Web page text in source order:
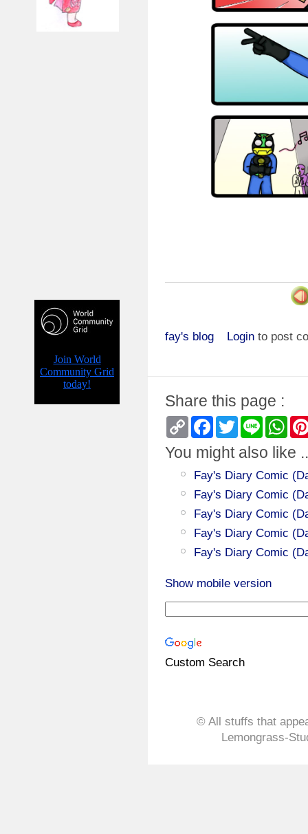
fay's blog Login to post
Share this page :
Copy
Link
Facebook
TwitterLine
You might also like
Fay's Diary Comic
Fay's Diary Comic
Fay's Diary Comic
Fay's Diary Comic
Fay's Diary Comic
Show mobile version
Custom Search
© All stuffs that
Lemongrass-